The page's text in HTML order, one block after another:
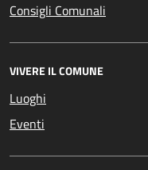
Consigli Comunali
VIVERE IL COMUNE
Luoghi
Eventi